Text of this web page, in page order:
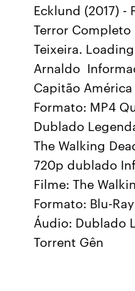
Ecklund (2017) -
Terror
Teixeira.
Arnaldo
Capitão
Formato: MP4
Dublado
The Walking
720p dublado
Filme: The
Formato: Blu-
Áudio: Dublado
Torrent Gên